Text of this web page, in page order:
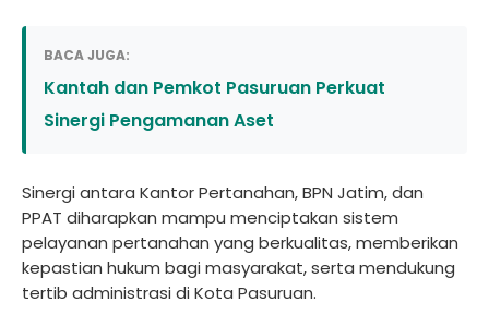
BACA JUGA:
Kantah dan Pemkot Pasuruan Perkuat
Sinergi Pengamanan Aset
Sinergi antara Kantor Pertanahan, BPN Jatim, dan
PPAT diharapkan mampu menciptakan sistem
pelayanan pertanahan yang berkualitas, memberikan
kepastian hukum bagi masyarakat, serta mendukung
tertib administrasi di Kota Pasuruan.